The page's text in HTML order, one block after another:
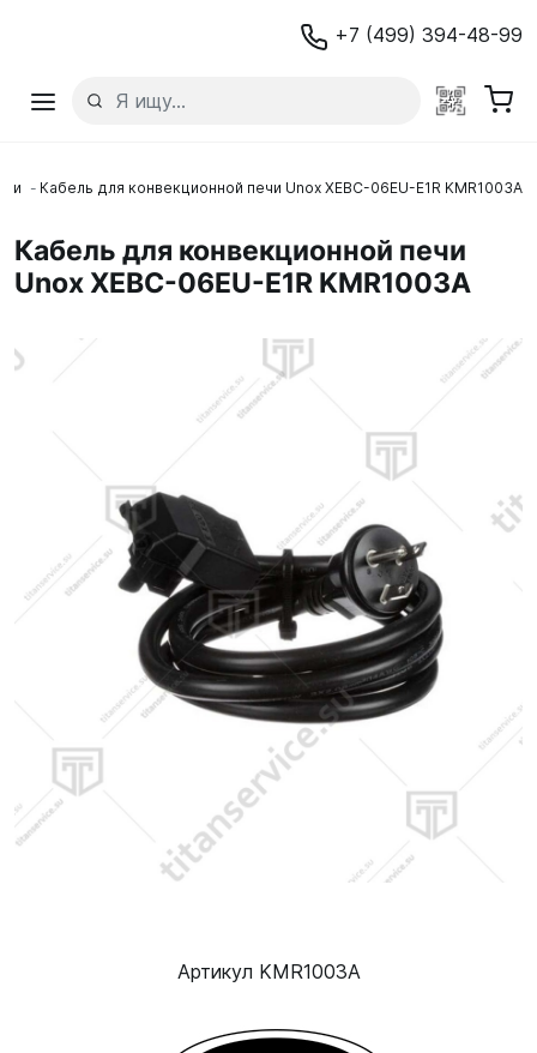
+7 (499) 394-48-99
Кабель для конвекционной печи Unox XEBC-06EU-E1R KMR1003A
Кабель для конвекционной печи
Unox XEBC-06EU-E1R KMR1003A
Артикул KMR1003A